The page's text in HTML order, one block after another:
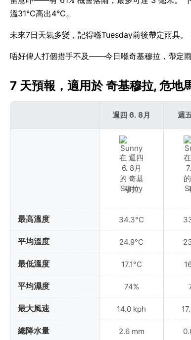
溫31°C高出4°C。
未來7日天氣多變，記得喺Tuesday前後帶定雨具。
唔好俾人打個措手不及——今日喺奇基穆拉，帶定雨
7 天預報，適用於 奇基穆拉, 危
最高溫度
平均溫度
最低溫度
平均濕度
最大風速
總降水量
週四 6. 8月
Sunny
34.3°C
24.9°C
17.1°C
74%
14.0 kph
2.6 mm
週